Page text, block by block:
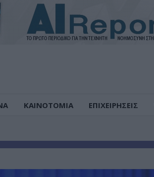
ΚΑΙΝΟΤΟΜΙΑ ΕΠΙΧΕΙΡΗΣΕΙΣ